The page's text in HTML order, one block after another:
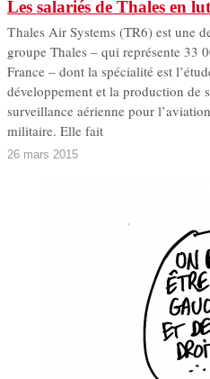
Les salariés de Thales en
T hales Air Systems (TR6) est une
groupe Thales – qui représente 33
France – dont la spécialité est
développement et la production de
surveillance aérienne pour
militaire. Elle fait
26 mars 2015